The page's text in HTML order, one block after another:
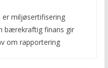
er miljøsertifisering
bærekraftig finans gir
om rapportering